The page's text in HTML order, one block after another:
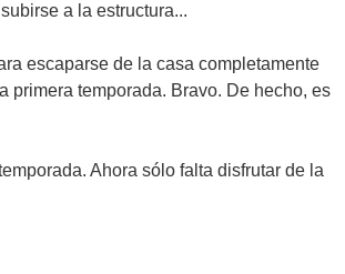
a la estructura...
escaparse de la casa completamente
primera temporada. Bravo. De hecho, es
Ahora sólo falta disfrutar de la